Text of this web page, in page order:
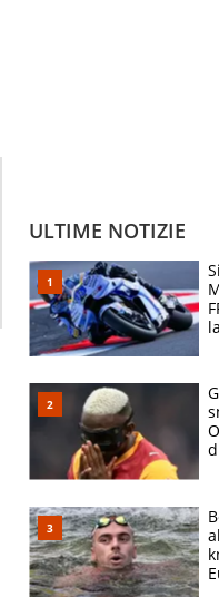
ULTIME NOTIZIE